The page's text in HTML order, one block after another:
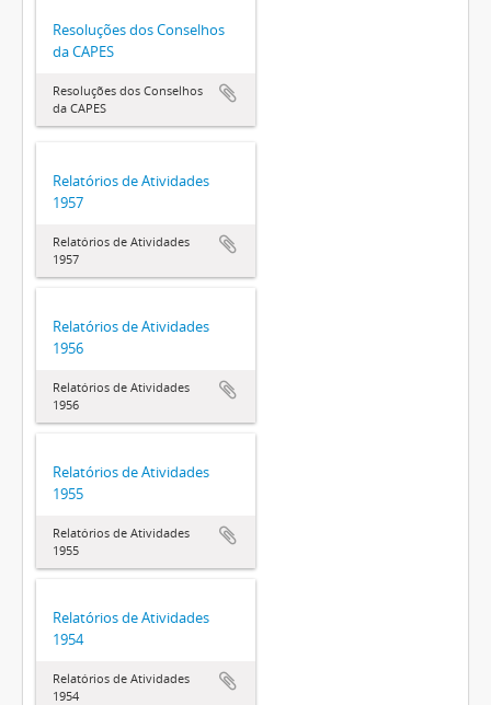
Resoluções dos Conselhos
da CAPES
Resoluções dos Conselhos
da CAPES
Relatórios de Atividades
1957
Relatórios de Atividades
1957
Relatórios de Atividades
1956
Relatórios de Atividades
1956
Relatórios de Atividades
1955
Relatórios de Atividades
1955
Relatórios de Atividades
1954
Relatórios de Atividades
1954